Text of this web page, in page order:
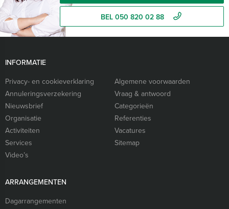
BEL 050 820 02 88
INFORMATIE
Privacy- en cookieverklaring
Algemene voorwaarden
Annuleringsverzekering
Vraag & antwoord
Nieuwsbrief
Categorieën
Organisatie
Referenties
Activiteiten
Vacatures
Services
Sitemap
Video’s
ARRANGEMENTEN
Dagarrangementen